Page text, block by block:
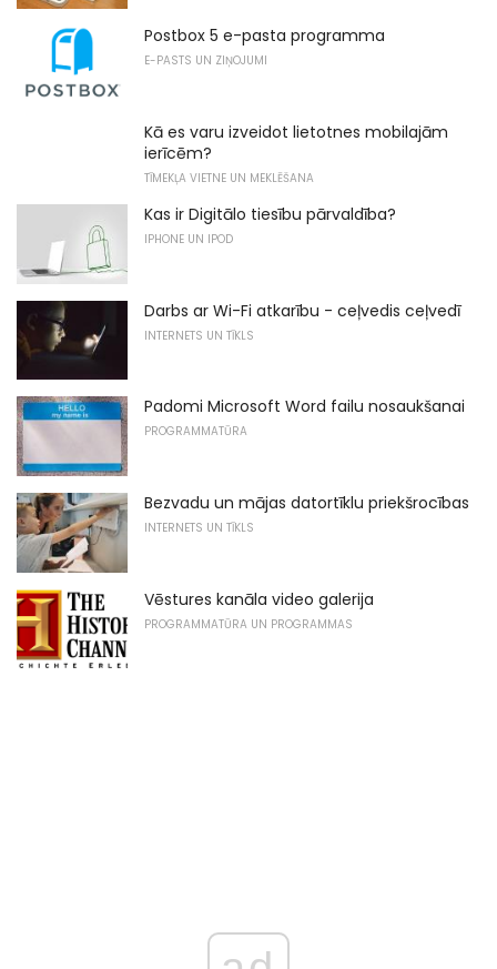
Postbox 5 e-pasta programma
E-PASTS UN ZIŅOJUMI
Kā es varu izveidot lietotnes mobilajām
ierīcēm?
TĪMEKĻA VIETNE UN MEKLĒŠANA
Kas ir Digitālo tiesību pārvaldība?
IPHONE UN IPOD
Darbs ar Wi-Fi atkarību - ceļvedis ceļvedī
INTERNETS UN TĪKLS
Padomi Microsoft Word failu nosaukšanai
PROGRAMMATŪRA
Bezvadu un mājas datortīklu priekšrocības
INTERNETS UN TĪKLS
Vēstures kanāla video galerija
PROGRAMMATŪRA UN PROGRAMMAS